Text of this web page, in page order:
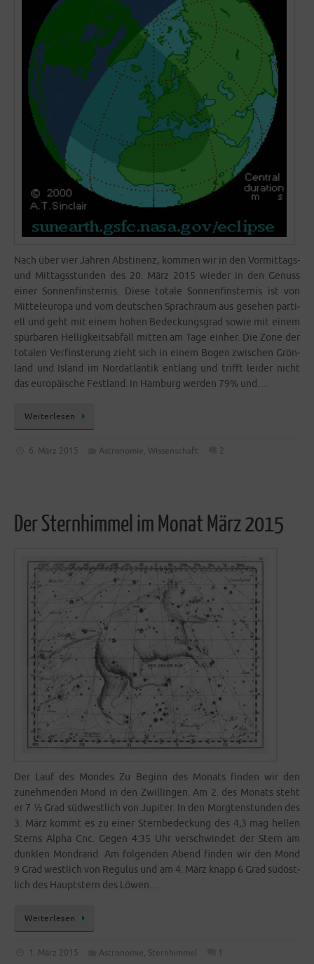
Nach über vier Jah­ren Abs­ti­nenz, kom­men wir in den Vor­­­mi­t­­tags-
und Mit­tags­stun­den des 20. März 2015 wie­der in den Genuss
einer Son­nen­fins­ter­nis. Die­se tota­le Son­nen­fins­ter­nis ist von
Mit­tel­eu­ro­pa und vom deut­schen Sprach­raum aus gese­hen par­ti­
ell und geht mit einem hohen Bede­ckungs­grad sowie mit einem
spür­ba­ren Hel­lig­keits­ab­fall mit­ten am Tage ein­her. Die Zone der
tota­len Ver­fins­te­rung zieht sich in einem Bogen zwi­schen Grön­
land und Island im Nord­at­lan­tik ent­lang und trifft lei­der nicht
das euro­päi­sche Fest­land. In Ham­burg wer­den 79% und…
Wei­ter­le­sen
6. März 2015 Astronomie, Wissenschaft 2
Der Sternhimmel im Monat März 2015
Der Lauf des Mon­des Zu Beginn des Monats fin­den wir den
zuneh­men­den Mond in den Zwil­lin­gen. Am 2. des Monats steht
er 7 ½ Grad süd­west­lich von Jupi­ter. In den Morg­ten­stun­den des
3. März kommt es zu einer Stern­be­de­ckung des 4,3 mag hel­len
Sterns Alpha Cnc. Gegen 4:35 Uhr ver­schwin­det der Stern am
dunk­len Mond­rand. Am fol­gen­den Abend fin­den wir den Mond
9 Grad west­lich von Regu­lus und am 4. März knapp 6 Grad süd­öst­
lich des Haupt­stern des Löwen.…
Wei­ter­le­sen
1. März 2015 Astronomie, Sternhimmel 1